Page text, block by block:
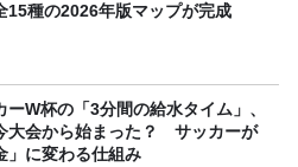
15種の2026年版マップが完成
ーW杯の「3分間の給水タイム」、
大会から始まった？ サッカーが
」に変わる仕組み